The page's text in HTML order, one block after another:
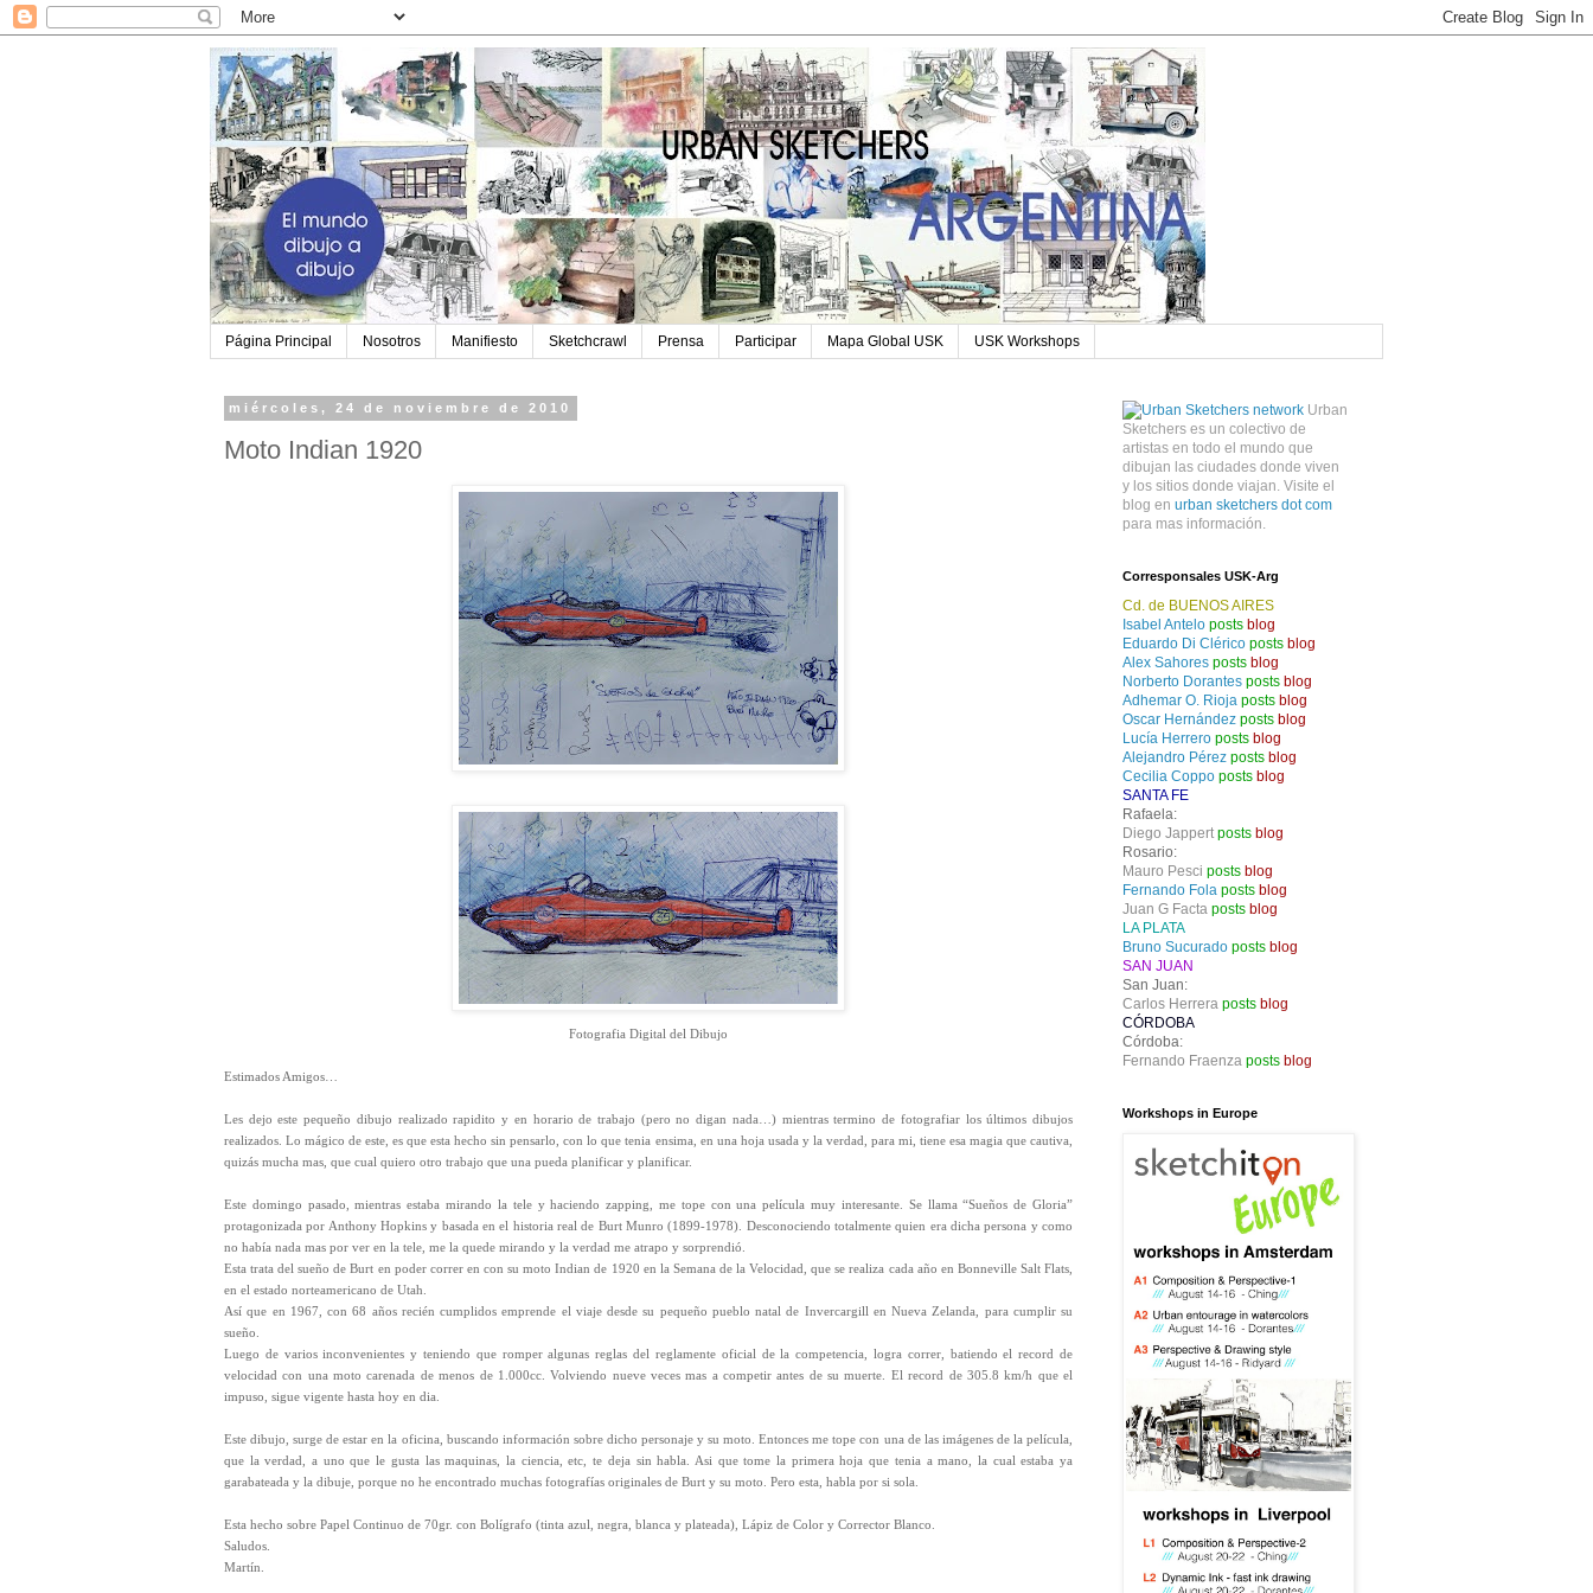
Página Principal Nosotros Manifiesto Sketchcrawl Prensa Participar Mapa Global USK USK Workshops
miércoles, 24 de noviembre de 2010
Moto Indian 1920
Fotografia Digital del Dibujo
Estimados Amigos…
Les dejo este pequeño dibujo realizado rapidito y en horario de trabajo (pero no digan nada…) mientras termino de fotografiar los últimos dibujos
realizados. Lo mágico de este, es que esta hecho sin pensarlo, con lo que tenia ensima, en una hoja usada y la verdad, para mi, tiene esa magia que cautiva,
quizás mucha mas, que cual quiero otro trabajo que una pueda planificar y planificar.
Este domingo pasado, mientras estaba mirando la tele y haciendo zapping, me tope con una película muy interesante. Se llama “Sueños de Gloria”
protagonizada por Anthony Hopkins y basada en el historia real de Burt Munro (1899-1978). Desconociendo totalmente quien era dicha persona y como
no había nada mas por ver en la tele, me la quede mirando y la verdad me atrapo y sorprendió.
Esta trata del sueño de Burt en poder correr en con su moto Indian de 1920 en la Semana de la Velocidad, que se realiza cada año en Bonneville Salt Flats,
en el estado norteamericano de Utah.
Así que en 1967, con 68 años recién cumplidos emprende el viaje desde su pequeño pueblo natal de Invercargill en Nueva Zelanda, para cumplir su
sueño.
Luego de varios inconvenientes y teniendo que romper algunas reglas del reglamente oficial de la competencia, logra correr, batiendo el record de
velocidad con una moto carenada de menos de 1.000cc. Volviendo nueve veces mas a competir antes de su muerte. El record de 305.8 km/h que el
impuso, sigue vigente hasta hoy en dia.
Este dibujo, surge de estar en la oficina, buscando información sobre dicho personaje y su moto. Entonces me tope con una de las imágenes de la película,
que la verdad, a uno que le gusta las maquinas, la ciencia, etc, te deja sin habla. Asi que tome la primera hoja que tenia a mano, la cual estaba ya
garabateada y la dibuje, porque no he encontrado muchas fotografías originales de Burt y su moto. Pero esta, habla por si sola.
Esta hecho sobre Papel Continuo de 70gr. con Bolígrafo (tinta azul, negra, blanca y plateada), Lápiz de Color y Corrector Blanco.
Saludos.
Martín.
Urban
Sketchers es un colectivo de
artistas en todo el mundo que
dibujan las ciudades donde viven
y los sitios donde viajan. Visite el
blog en urban sketchers dot com
para mas información.
Corresponsales USK-Arg
Cd. de BUENOS AIRES
Isabel Antelo posts blog
Eduardo Di Clérico posts blog
Alex Sahores posts blog
Norberto Dorantes posts blog
Adhemar O. Rioja posts blog
Oscar Hernández posts blog
Lucía Herrero posts blog
Alejandro Pérez posts blog
Cecilia Coppo posts blog
SANTA FE
Rafaela:
Diego Jappert posts blog
Rosario:
Mauro Pesci posts blog
Fernando Fola posts blog
Juan G Facta posts blog
LA PLATA
Bruno Sucurado posts blog
SAN JUAN
San Juan:
Carlos Herrera posts blog
CÓRDOBA
Córdoba:
Fernando Fraenza posts blog
Workshops in Europe